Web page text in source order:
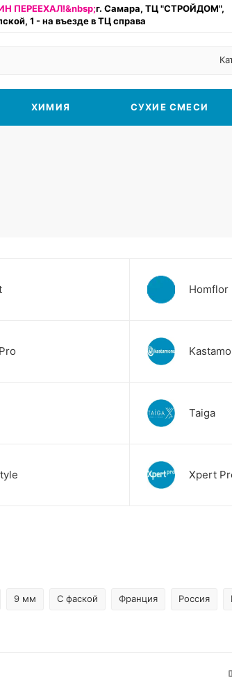
ПЕРЕЕХАЛ!&nbsp;г. Самара, ТЦ "СТРОЙДОМ",
1 - на въезде в ТЦ справа
ХИМИЯ СУХИЕ СМЕСИ
Homflor
Taiga
Xpert
9 мм С фаской Франция Россия